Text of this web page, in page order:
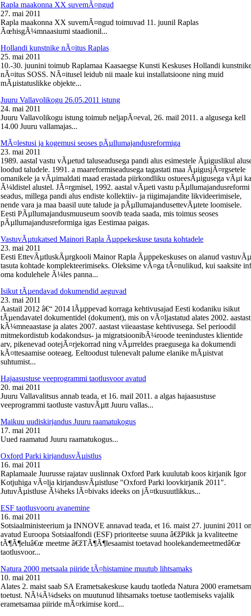
Rapla maakonna XX suvemÃ¤ngud
27. mai 2011
Rapla maakonna XX suvemÃ¤ngud toimuvad 11. juunil Raplas
ÃœhisgÃ¼mnaasiumi staadionil...
Hollandi kunstnike nÃ¤itus Raplas
25. mai 2011
10.-30. juunini toimub Raplamaa Kaasaegse Kunsti Keskuses Hollandi
nÃ¤itus SOSS. NÃ¤itusel leidub nii maale kui installatsioone ning muid
mÃµistatuslikke objekte...
Juuru Vallavolikogu 26.05.2011 istung
24. mai 2011
Juuru Vallavolikogu istung toimub neljapÃ¤eval, 26. mail 2011. a algusega kell
14.00 Juuru vallamajas...
MÃ¤lestusi ja kogemusi seoses pÃµllumajandusreformiga
23. mai 2011
1989. aastal vastu vÃµetud taluseadusega pandi alus esimestele Ãµiguslikul
loodud taludele. 1991. a maareformiseadusega tagastati maa ÃµigusjÃ¤rgsetele
omanikele ja vÃµimaldati maad erastada piirkondliku ostueesÃµigusega vÃµi ka
Ã¼ldistel alustel. JÃ¤rgmisel, 1992. aastal vÃµeti vastu pÃµllumajandusreformi
seadus, millega pandi alus endiste kollektiiv- ja riigimajandite likvideerimisele,
nende vara ja maa baasil uute talude ja pÃµllumajandusettevÃµtete loomisele.
Eesti PÃµllumajandusmuuseum soovib teada saada, mis toimus seoses
pÃµllumajandusreformiga igas Eestimaa paigas.
VastuvÃµtukatsed Mainori Rapla Ãµppekeskuse tasuta kohtadele
23. mai 2011
Eesti EttevÃµtluskÃµrgkooli Mainor Rapla Ãµppekeskuses on alanud
tasuta kohtade komplekteerimiseks. Oleksime vÃ¤ga tÃ¤nulikud, kui saaksite
oma kodulehele Ã¼les panna...
Isikut tÃµendavad dokumendid aeguvad
23. mai 2011
Aastail 2012 â€“ 2014 lÃµppevad korraga kehtivusajad Eesti kodaniku isikut
tÃµendavatel dokumentidel (dokument), mis on vÃ¤ljastatud alates 2002. aastast
kÃ¼mneaastase ja alates 2007. aastast viieaastase kehtivusega. Sel perioodil
mitmekordistub kodakondsus- ja migratsioonibÃ¼roode teenindustes klientide
arv, pikenevad ootejÃ¤rjekorrad ning vÃµrreldes praegusega ka dokumendi
kÃ¤ttesaamise ooteaeg. Eeltoodust tulenevalt palume elanike mÃµistvat
suhtumist...
Hajaasustuse veeprogrammi taotlusvoor avatud
20. mai 2011
Juuru Vallavalitsus annab teada, et 16. mail 2011. a algas hajaasustuse
veeprogrammi taotluste vastuvÃµtt Juuru vallas...
Maikuu uudiskirjandus Juuru raamatukogus
17. mai 2011
Uued raamatud Juuru raamatukogus...
Oxford Parki kirjandusvÃµistlus
16. mai 2011
Raplamaale Juurusse rajatav uuslinnak Oxford Park kuulutab koos kirjanik Igor
Kotjuhiga vÃ¤lja kirjandusvÃµistluse "Oxford Parki loovkirjanik 2011".
JutuvÃµistluse Ã¼heks lÃ¤bivaks ideeks on jÃ¤tkusuutlikkus...
ESF taotlusvooru avanemine
16. mai 2011
Sotsiaalministeerium ja INNOVE annavad teada, et 16. maist 27. juunini 2011 on
avatud Euroopa Sotsiaalfondi (ESF) prioriteetse suuna â€žPikk ja kvaliteetne
tÃ¶Ã¶eluâ€œ meetme â€žTÃ¶Ã¶lesaamist toetavad hoolekandemeetmedâ€œ
taotlusvoor...
Natura 2000 metsaala piiride tÃ¤histamine muutub lihtsamaks
10. mai 2011
Alates 2. maist saab SA Erametsakeskuse kaudu taotleda Natura 2000
toetust. NÃ¼Ã¼dseks on muutunud lihtsamaks toetuse taotlemiseks vajalik
erametsamaa piiride mÃ¤rkimise kord...